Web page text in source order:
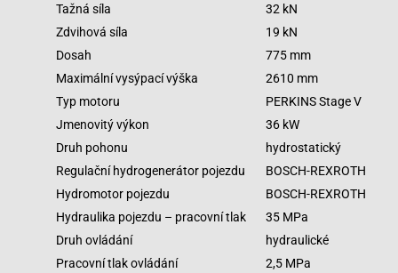
Tažná síla
32 kN
Zdvihová síla
19 kN
Dosah
775 mm
Maximální vysýpací výška
2610 mm
Typ motoru
PERKINS Stage V
Jmenovitý výkon
36 kW
Druh pohonu
hydrostatický
Regulační hydrogenerátor pojezdu
BOSCH-REXROTH
Hydromotor pojezdu
BOSCH-REXROTH
Hydraulika pojezdu – pracovní tlak
35 MPa
Druh ovládání
hydraulické
Pracovní tlak ovládání
2,5 MPa